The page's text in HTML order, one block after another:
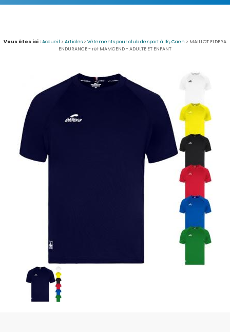
Vous êtes ici :Accueil > Articles > Vêtements pour club de sport à Ifs, Caen > MAILLOT ELDERA
ENDURANCE - réf MAMCEND - ADULTE ET ENFANT